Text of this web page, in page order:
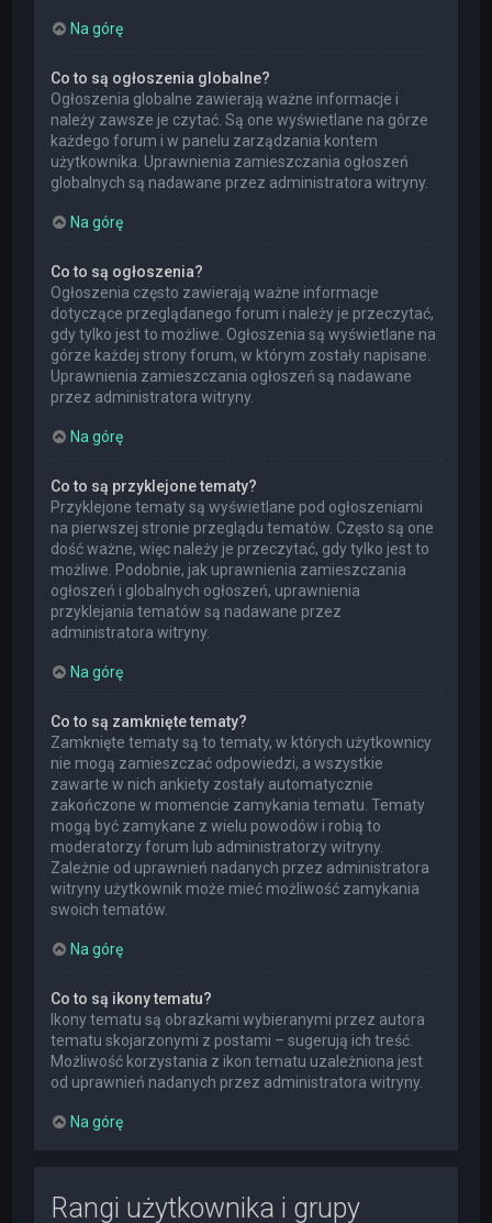
Na górę
Co to są ogłoszenia globalne?
Ogłoszenia globalne zawierają ważne informacje i
należy zawsze je czytać. Są one wyświetlane na górze
każdego forum i w panelu zarządzania kontem
użytkownika. Uprawnienia zamieszczania ogłoszeń
globalnych są nadawane przez administratora witryny.
Na górę
Co to są ogłoszenia?
Ogłoszenia często zawierają ważne informacje
dotyczące przeglądanego forum i należy je przeczytać,
gdy tylko jest to możliwe. Ogłoszenia są wyświetlane na
górze każdej strony forum, w którym zostały napisane.
Uprawnienia zamieszczania ogłoszeń są nadawane
przez administratora witryny.
Na górę
Co to są przyklejone tematy?
Przyklejone tematy są wyświetlane pod ogłoszeniami
na pierwszej stronie przeglądu tematów. Często są one
dość ważne, więc należy je przeczytać, gdy tylko jest to
możliwe. Podobnie, jak uprawnienia zamieszczania
ogłoszeń i globalnych ogłoszeń, uprawnienia
przyklejania tematów są nadawane przez
administratora witryny.
Na górę
Co to są zamknięte tematy?
Zamknięte tematy są to tematy, w których użytkownicy
nie mogą zamieszczać odpowiedzi, a wszystkie
zawarte w nich ankiety zostały automatycznie
zakończone w momencie zamykania tematu. Tematy
mogą być zamykane z wielu powodów i robią to
moderatorzy forum lub administratorzy witryny.
Zależnie od uprawnień nadanych przez administratora
witryny użytkownik może mieć możliwość zamykania
swoich tematów.
Na górę
Co to są ikony tematu?
Ikony tematu są obrazkami wybieranymi przez autora
tematu skojarzonymi z postami – sugerują ich treść.
Możliwość korzystania z ikon tematu uzależniona jest
od uprawnień nadanych przez administratora witryny.
Na górę
Rangi użytkownika i grupy